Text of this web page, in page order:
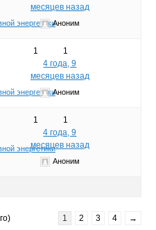
энергетики
месяцев назад
Аноним
энергетики
1
1
4 года, 9
месяцев назад
Аноним
энергетики
1
1
4 года, 9
месяцев назад
Аноним
1 2 3 4 →